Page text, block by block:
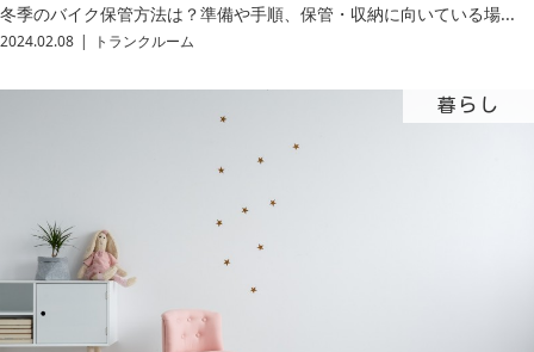
冬季のバイク保管方法は？準備や手順、保管・収納に向いている場...
2024.02.08 トランクルーム
暮らし